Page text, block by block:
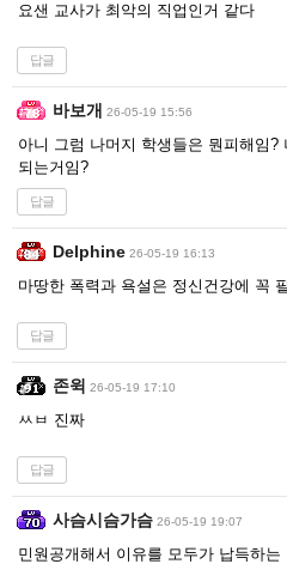
요샌 교사가 최악의 직업인거 같다
답글
바보개 26-05-19 15:56
아니 그럼 나머지 학생들은 뭔피해임?
되는거임?
답글
Delphine 26-05-19 16:13
마땅한 폭력과 욕설은 정신건강에 꼭
답글
존윅 26-05-19 17:10
ㅆㅂ 진짜
답글
사슴시슴가슴 26-05-19 19:07
민원공개해서 이유를 모두가 납득하는